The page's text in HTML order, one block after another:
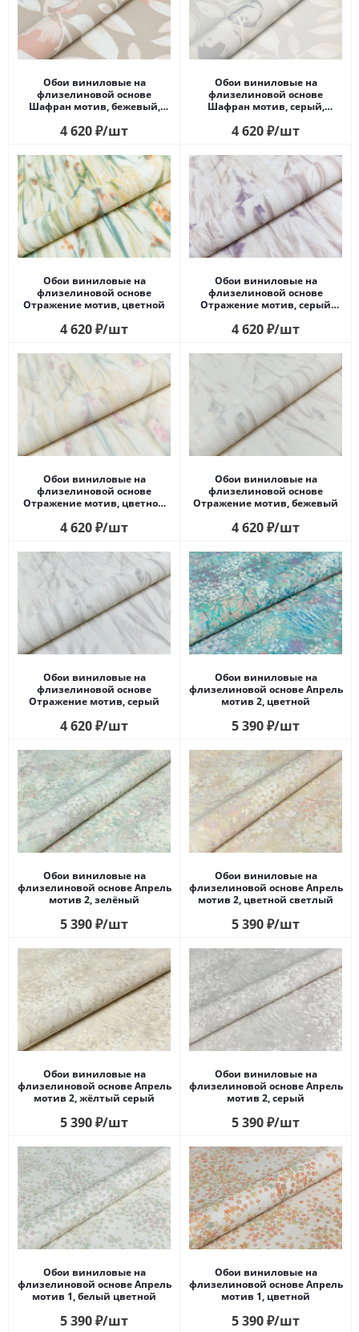
Обои виниловые на
флизелиновой основе
Шафран мотив, бежевый,
4 620₽/шт
Обои виниловые на
флизелиновой основе
Шафран мотив, серый,
4 620₽/шт
Обои виниловые на
флизелиновой основе
Отражение мотив, цветной
4 620₽/шт
Обои виниловые на
флизелиновой основе
Отражение мотив, серый
4 620₽/шт
Обои виниловые на
флизелиновой основе
Отражение мотив, цветной
4 620₽/шт
Обои виниловые на
флизелиновой основе
Отражение мотив, бежевый
4 620₽/шт
Обои виниловые на
флизелиновой основе
Отражение мотив, серый
4 620₽/шт
Обои виниловые на
флизелиновой основе Апрель
мотив 2, цветной
5 390₽/шт
Обои виниловые на
флизелиновой основе Апрель
мотив 2, зелёный
5 390₽/шт
Обои виниловые на
флизелиновой основе Апрель
мотив 2, цветной светлый
5 390₽/шт
Обои виниловые на
флизелиновой основе Апрель
мотив 2, жёлтый серый
5 390₽/шт
Обои виниловые на
флизелиновой основе Апрель
мотив 2, серый
5 390₽/шт
Обои виниловые на
флизелиновой основе Апрель
мотив 1, белый цветной
5 390₽/шт
Обои виниловые на
флизелиновой основе Апрель
мотив 1, цветной
5 390₽/шт